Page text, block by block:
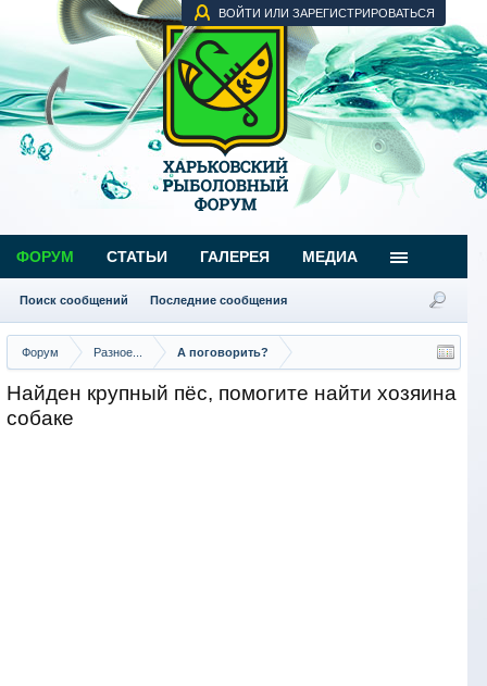
ВОЙТИ ИЛИ ЗАРЕГИСТРИРОВАТЬСЯ
Форум Разное... А поговорить?
Найден крупный пёс, помогите найти хозяина
собаке
ФОРУМ
Поиск сообщений Последние сообщения
СТАТЬИ ГАЛЕРЕЯ МЕДИА